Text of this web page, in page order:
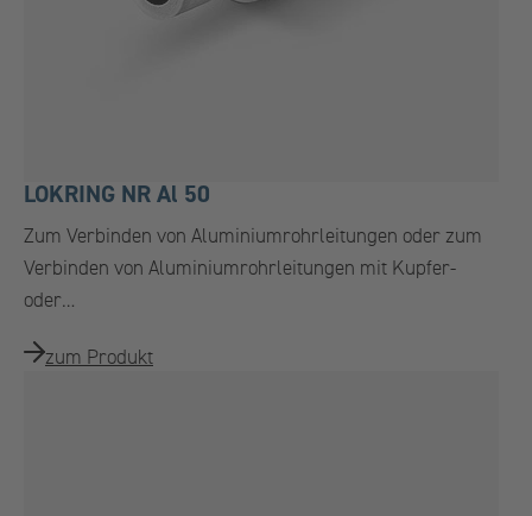
LOKRING NR Al 50
Zum Verbinden von Aluminiumrohrleitungen oder zum
Verbinden von Aluminiumrohrleitungen mit Kupfer-
oder…
zum Produkt